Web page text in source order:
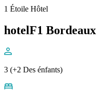
1 Étoile Hôtel
hotelF1
3 (+2 Des énfants)